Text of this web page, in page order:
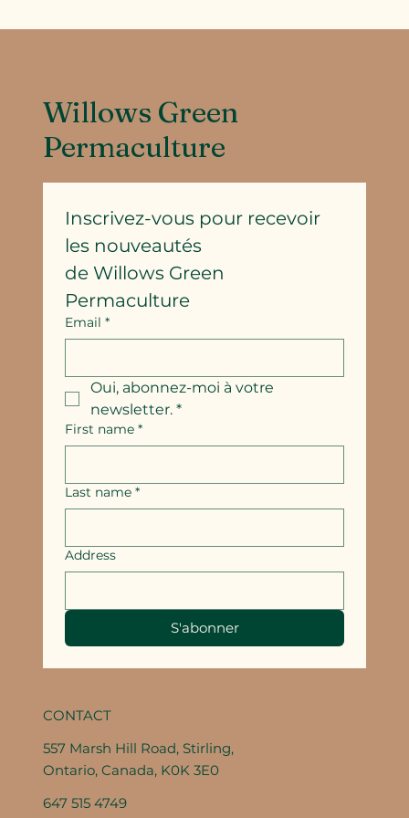
Willows Green
Permaculture
Inscrivez-vous pour recevoir
les nouveautés
de Willows Green
Permaculture
Email *
Oui, abonnez-moi à votre
newsletter. *
First name *
Last name *
Address
S'abonner
CONTACT
557 Marsh Hill Road, Stirling,
Ontario, Canada, K0K 3E0
647 515 4749